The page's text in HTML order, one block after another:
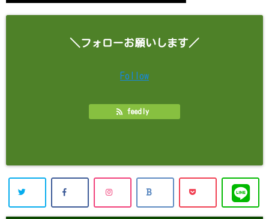
＼フォローお願いします／
Follow
feedly